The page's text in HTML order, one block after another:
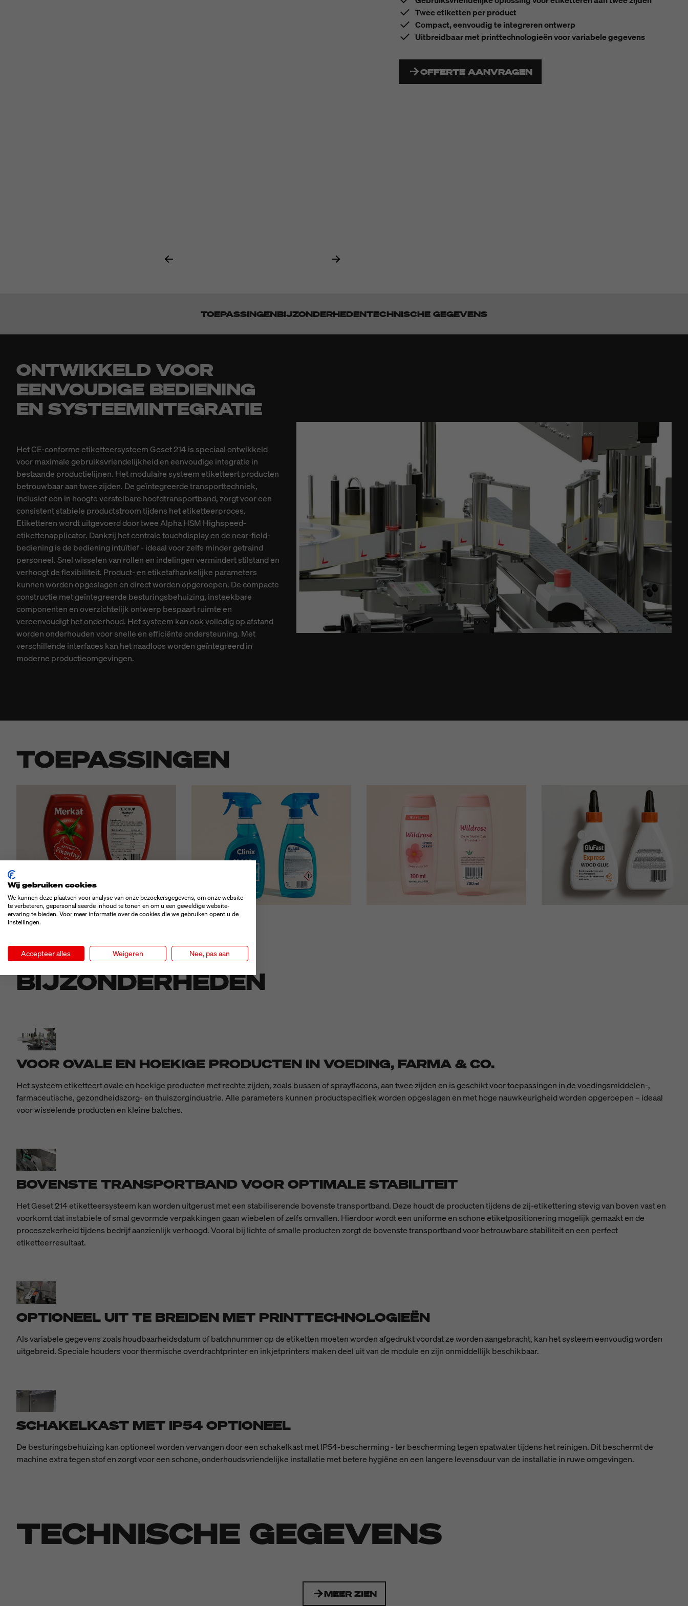
Twee etiketten per product
Compact, eenvoudig te integreren ontwerp
Uitbreidbaar met printtechnologieën voor variabele gegevens
OFFERTE AANVRAGEN
TOEPASSINGENBIJZONDERHEDENTECHNISCHE GEGEVENS
ONTWIKKELD VOOR
EENVOUDIGE BEDIENING
EN SYSTEEMINTEGRATIE
Het CE-conforme etiketteersysteem Geset 214 is speciaal ontwikkeld
voor maximale gebruiksvriendelijkheid en eenvoudige integratie in
bestaande productielijnen. Het modulaire systeem etiketteert producten
betrouwbaar aan twee zijden. De geïntegreerde transporttechniek,
inclusief een in hoogte verstelbare hoofdtransportband, zorgt voor een
consistent stabiele productstroom tijdens het etiketteerproces.
Etiketteren wordt uitgevoerd door twee Alpha HSM Highspeed-
etikettenapplicator. Dankzij het centrale touchdisplay en de near-field-
bediening is de bediening intuïtief - ideaal voor zelfs minder getraind
personeel. Snel wisselen van rollen en indelingen vermindert stilstand en
verhoogt de flexibiliteit. Product- en etiketafhankelijke parameters
kunnen worden opgeslagen en direct worden opgeroepen. De compacte
constructie met geïntegreerde besturingsbehuizing, insteekbare
componenten en overzichtelijk ontwerp bespaart ruimte en
vereenvoudigt het onderhoud. Het systeem kan ook volledig op afstand
worden onderhouden voor snelle en efficiënte ondersteuning. Met
verschillende interfaces kan het naadloos worden geïntegreerd in
moderne productieomgevingen.
TOEPASSINGEN
BIJZONDERHEDEN
VOOR OVALE EN HOEKIGE PRODUCTEN IN VOEDING, FARMA & CO.
Het systeem etiketteert ovale en hoekige producten met rechte zijden, zoals bussen of sprayflacons, aan twee zijden en is geschikt voor toepassingen in de voedingsmiddelen-,
farmaceutische, gezondheidszorg- en thuiszorgindustrie. Alle parameters kunnen productspecifiek worden opgeslagen en met hoge nauwkeurigheid worden opgeroepen – ideaal
voor wisselende producten en kleine batches.
BOVENSTE TRANSPORTBAND VOOR OPTIMALE STABILITEIT
Het Geset 214 etiketteersysteem kan worden uitgerust met een stabiliserende bovenste transportband. Deze houdt de producten tijdens de zij-etikettering stevig van boven vast en
voorkomt dat instabiele of smal gevormde verpakkingen gaan wiebelen of zelfs omvallen. Hierdoor wordt een uniforme en schone etiketpositionering mogelijk gemaakt en de
proceszekerheid tijdens bedrijf aanzienlijk verhoogd. Vooral bij lichte of smalle producten zorgt de bovenste transportband voor betrouwbare stabiliteit en een perfect
etiketteerresultaat.
OPTIONEEL UIT TE BREIDEN MET PRINTTECHNOLOGIEËN
Als variabele gegevens zoals houdbaarheidsdatum of batchnummer op de etiketten moeten worden afgedrukt voordat ze worden aangebracht, kan het systeem eenvoudig worden
uitgebreid. Speciale houders voor thermische overdrachtprinter en inkjetprinters maken deel uit van de module en zijn onmiddellijk beschikbaar.
SCHAKELKAST MET IP54 OPTIONEEL
De besturingsbehuizing kan optioneel worden vervangen door een schakelkast met IP54-bescherming - ter bescherming tegen spatwater tijdens het reinigen. Dit beschermt de
machine extra tegen stof en zorgt voor een schone, onderhoudsvriendelijke installatie met betere hygiëne en een langere levensduur van de installatie in ruwe omgevingen.
TECHNISCHE GEGEVENS
MEER ZIEN
Wij gebruiken cookies
We kunnen deze plaatsen voor analyse van onze bezoekersgegevens, om onze website
te verbeteren, gepersonaliseerde inhoud te tonen en om u een geweldige website-
ervaring te bieden. Voor meer informatie over de cookies die we gebruiken opent u de
instellingen.
Accepteer alles Weigeren Nee, pas aan